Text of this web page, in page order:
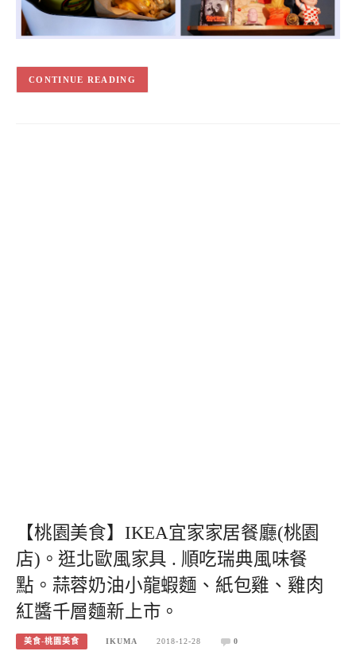
CONTINUE READING
【桃園美食】IKEA宜家家居餐廳(桃園
店)。逛北歐風家具 . 順吃瑞典風味餐
點。蒜蓉奶油小龍蝦麵、紙包雞、雞肉
紅醬千層麵新上市。
美食-桃園美食 IKUMA 2018-12-28 0